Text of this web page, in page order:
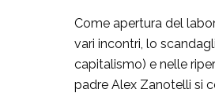
Come apertura del
vari incontri, lo
capitalismo) e nelle
padre Alex Zanotelli si